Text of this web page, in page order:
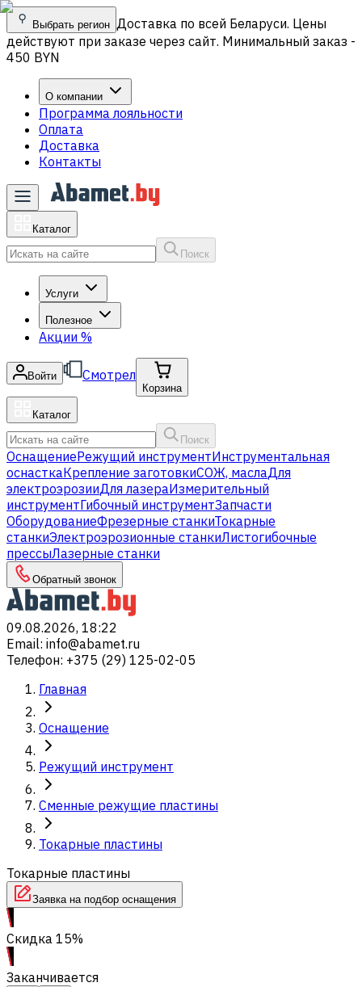
Выбрать регион Доставка по всей Беларуси. Цены
действуют при заказе через сайт. Минимальный заказ -
450 BYN
О компании
Программа лояльности
Оплата
Доставка
Контакты
Каталог
Поиск
Услуги
Полезное
Акции %
Войти Смотрел
Корзина
Каталог
Поиск
ОснащениеРежущий инструментИнструментальная
оснасткаКрепление заготовкиСОЖ, маслаДля
электроэрозииДля лазераИзмерительный
инструментГибочный инструментЗапчасти
ОборудованиеФрезерные станкиТокарные
станкиЭлектроэрозионные станкиЛистогибочные
прессыЛазерные станки
Обратный звонок
09.08.2026, 18:22
Email: info@abamet.ru
Телефон: +375 (29) 125-02-05
Главная
Оснащение
Режущий инструмент
Сменные режущие пластины
Токарные пластины
Токарные пластины
Заявка на подбор оснащения
Скидка 15%
Заканчивается